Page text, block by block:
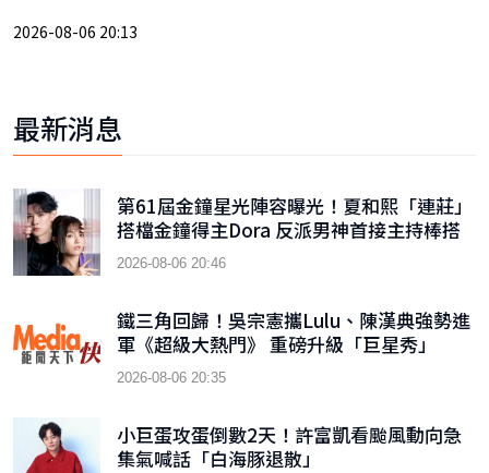
2026-08-06 20:13
最新消息
第61屆金鐘星光陣容曝光！夏和熙「連莊」
搭檔金鐘得主Dora 反派男神首接主持棒搭
檔木木
2026-08-06 20:46
鐵三角回歸！吳宗憲攜Lulu、陳漢典強勢進
軍《超級大熱門》 重磅升級「巨星秀」
2026-08-06 20:35
小巨蛋攻蛋倒數2天！許富凱看颱風動向急
集氣喊話「白海豚退散」